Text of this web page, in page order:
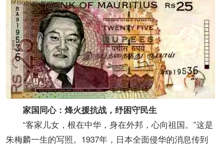
家国同心：烽火援抗战，纾困守民生
“客家儿女，根在中华，身在外邦，心向祖国。”这是
朱梅麟一生的写照。1937年，日本全面侵华的消息传到